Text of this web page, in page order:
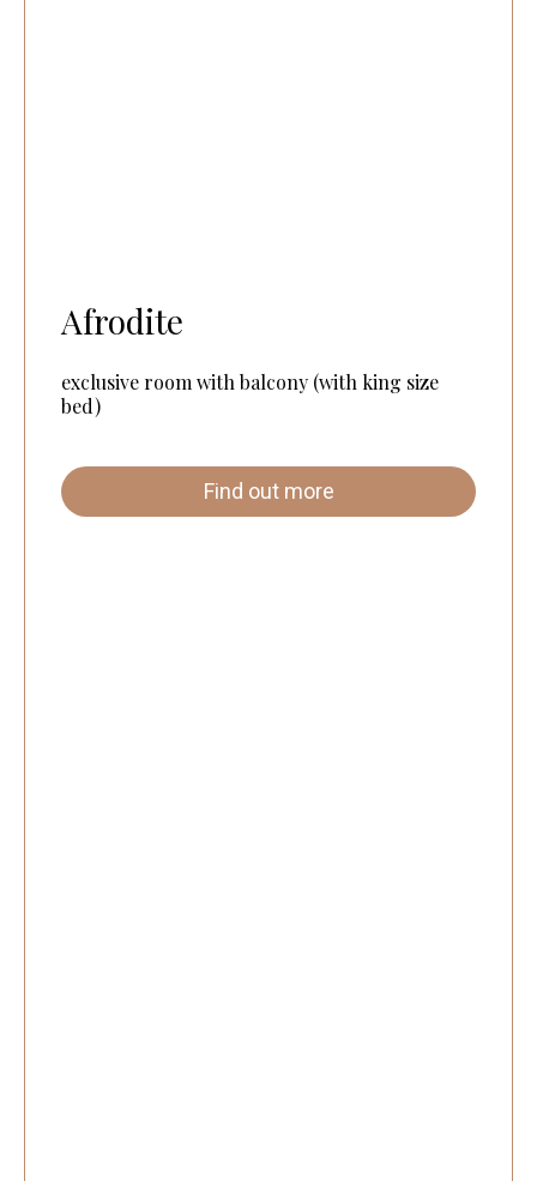
Afrodite
exclusive room with balcony (with king size
bed)
Find out more